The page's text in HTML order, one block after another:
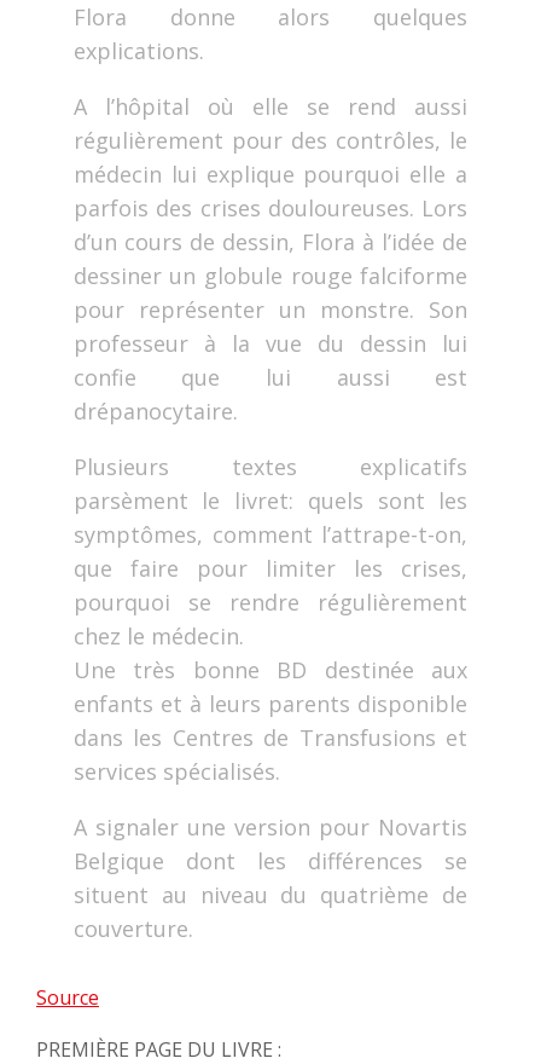
Flora donne alors quelques
explications.
A l’hôpital où elle se rend aussi
régulièrement pour des contrôles, le
médecin lui explique pourquoi elle a
parfois des crises douloureuses. Lors
d’un cours de dessin, Flora à l’idée de
dessiner un globule rouge falciforme
pour représenter un monstre. Son
professeur à la vue du dessin lui
confie que lui aussi est
drépanocytaire.
Plusieurs textes explicatifs
parsèment le livret: quels sont les
symptômes, comment l’attrape-t-on,
que faire pour limiter les crises,
pourquoi se rendre régulièrement
chez le médecin.
Une très bonne BD destinée aux
enfants et à leurs parents disponible
dans les Centres de Transfusions et
services spécialisés.
A signaler une version pour Novartis
Belgique dont les différences se
situent au niveau du quatrième de
couverture.
Source
PREMIÈRE PAGE DU LIVRE :